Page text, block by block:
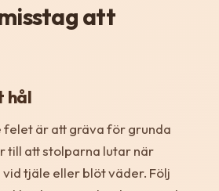
att
hål
felet är att gräva för grunda
till att stolparna lutar när
tjäle eller blöt väder. Följ